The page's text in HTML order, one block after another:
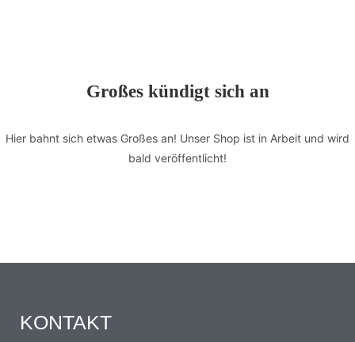
Großes kündigt sich an
Hier bahnt sich etwas Großes an! Unser Shop ist in Arbeit und wird
bald veröffentlicht!
KONTAKT